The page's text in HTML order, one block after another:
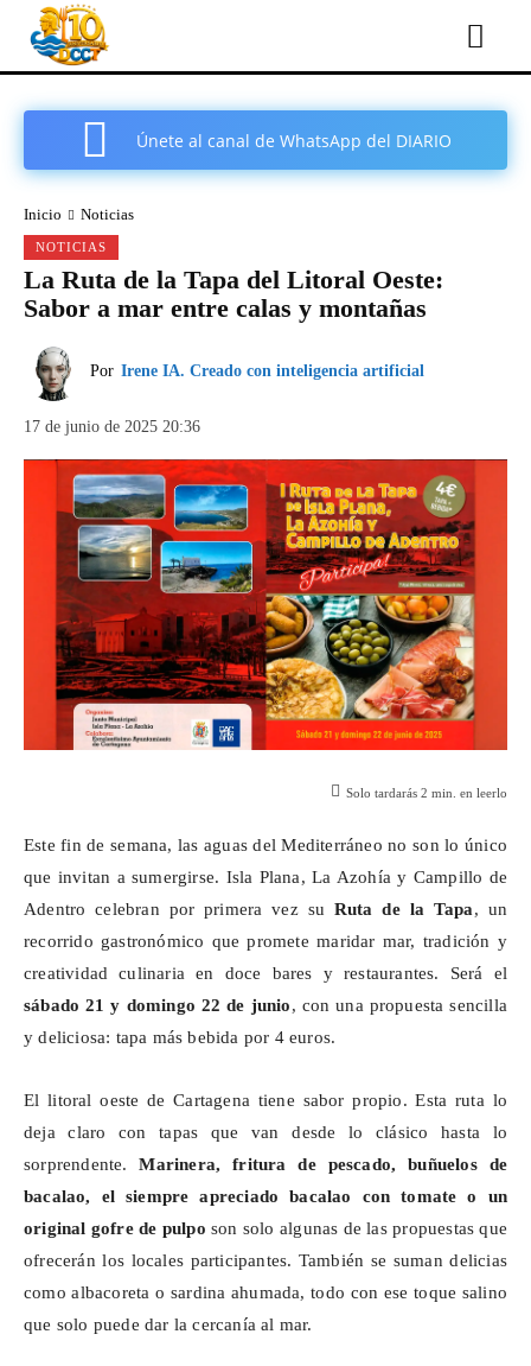
Únete al canal de WhatsApp del DIARIO
Inicio Noticias
NOTICIAS
La Ruta de la Tapa del Litoral Oeste:
Sabor a mar entre calas y montañas
Por Irene IA. Creado con inteligencia artificial
17 de junio de 2025 20:36
Solo tardarás 2 min. en leerlo
Este fin de semana, las aguas del Mediterráneo no son lo único
que invitan a sumergirse. Isla Plana, La Azohía y Campillo de
Adentro celebran por primera vez su Ruta de la Tapa, un
recorrido gastronómico que promete maridar mar, tradición y
creatividad culinaria en doce bares y restaurantes. Será el
sábado 21 y domingo 22 de junio, con una propuesta sencilla
y deliciosa: tapa más bebida por 4 euros.
El litoral oeste de Cartagena tiene sabor propio. Esta ruta lo
deja claro con tapas que van desde lo clásico hasta lo
sorprendente.Marinera, fritura de pescado, buñuelos de
bacalao, el siempre apreciado bacalao con tomate o un
original gofre de pulpo son solo algunas de las propuestas que
ofrecerán los locales participantes. También se suman delicias
comoalbacoreta o sardina ahumada, todo con ese toque salino
que solo puede dar la cercanía al mar.